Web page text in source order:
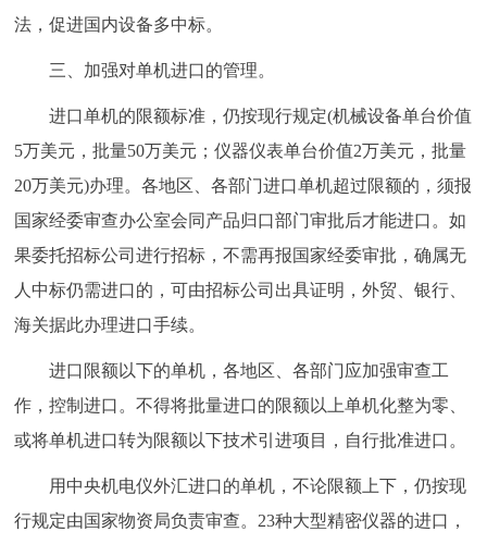
法，促进国内设备多中标。
三、加强对单机进口的管理。
进口单机的限额标准，仍按现行规定(机械设备单台价值
5万美元，批量50万美元；仪器仪表单台价值2万美元，批量
20万美元)办理。各地区、各部门进口单机超过限额的，须报
国家经委审查办公室会同产品归口部门审批后才能进口。如
果委托招标公司进行招标，不需再报国家经委审批，确属无
人中标仍需进口的，可由招标公司出具证明，外贸、银行、
海关据此办理进口手续。
进口限额以下的单机，各地区、各部门应加强审查工
作，控制进口。不得将批量进口的限额以上单机化整为零、
或将单机进口转为限额以下技术引进项目，自行批准进口。
用中央机电仪外汇进口的单机，不论限额上下，仍按现
行规定由国家物资局负责审查。23种大型精密仪器的进口，